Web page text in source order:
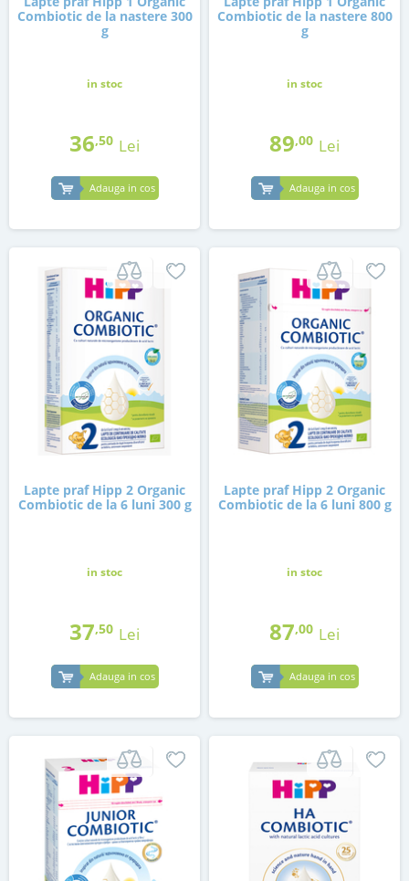
Combiotic de la nastere 300
g
in stoc
36,50 Lei
Adauga in cos
Combiotic de la nastere 800
g
in stoc
89,00 Lei
Adauga in cos
Lapte praf Hipp 2 Organic
Combiotic de la 6 luni 300 g
in stoc
37,50 Lei
Adauga in cos
Lapte praf Hipp 2 Organic
Combiotic de la 6 luni 800 g
in stoc
87,00 Lei
Adauga in cos